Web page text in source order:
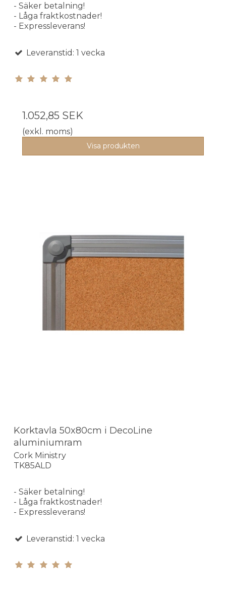
- Säker betalning!
- Låga fraktkostnader!
- Expressleverans!
Leveranstid: 1 vecka
1.052,85 SEK
(exkl. moms)
Visa produkten
Korktavla 50x80cm i DecoLine
aluminiumram
Cork Ministry
TK85ALD
- Säker betalning!
- Låga fraktkostnader!
- Expressleverans!
Leveranstid: 1 vecka